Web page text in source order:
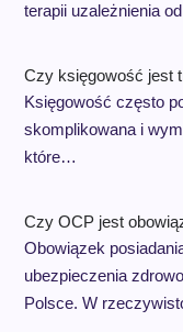
terapii uzależnienia
Czy księgowość jest
Księgowość często
skomplikowana i
które…
Czy OCP jest
Obowiązek
ubezpieczenia
Polsce. W